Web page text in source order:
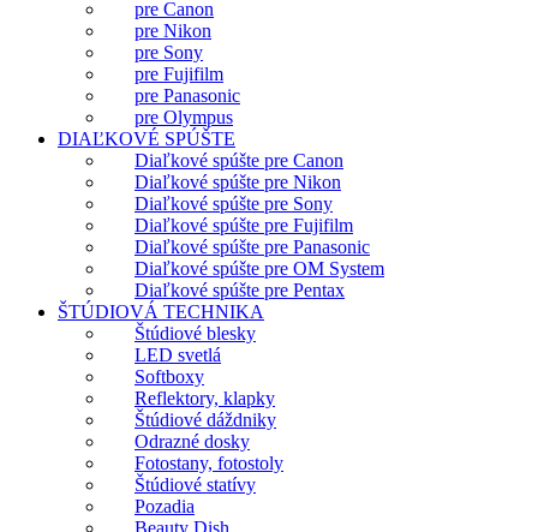
pre Canon
pre Nikon
pre Sony
pre Fujifilm
pre Panasonic
pre Olympus
DIAĽKOVÉ SPÚŠTE
Diaľkové spúšte pre Canon
Diaľkové spúšte pre Nikon
Diaľkové spúšte pre Sony
Diaľkové spúšte pre Fujifilm
Diaľkové spúšte pre Panasonic
Diaľkové spúšte pre OM System
Diaľkové spúšte pre Pentax
ŠTÚDIOVÁ TECHNIKA
Štúdiové blesky
LED svetlá
Softboxy
Reflektory, klapky
Štúdiové dáždniky
Odrazné dosky
Fotostany, fotostoly
Štúdiové statívy
Pozadia
Beauty Dish